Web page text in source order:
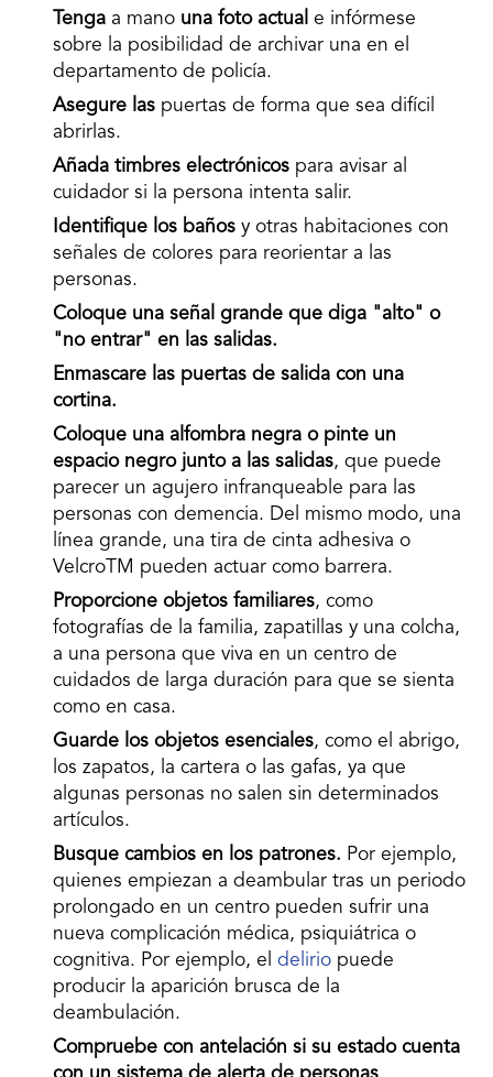
Tenga a mano una foto actual e infórmese
sobre la posibilidad de archivar una en el
departamento de policía.
Asegure las puertas de forma que sea difícil
abrirlas.
Añada timbres electrónicos para avisar al
cuidador si la persona intenta salir.
Identifique los baños y otras habitaciones con
señales de colores para reorientar a las
personas.
Coloque una señal grande que diga "alto" o
"no entrar" en las salidas.
Enmascare las puertas de salida con una
cortina.
Coloque una alfombra negra o pinte un
espacio negro junto a las salidas, que puede
parecer un agujero infranqueable para las
personas con demencia. Del mismo modo, una
línea grande, una tira de cinta adhesiva o
VelcroTM pueden actuar como barrera.
Proporcione objetos familiares, como
fotografías de la familia, zapatillas y una colcha,
a una persona que viva en un centro de
cuidados de larga duración para que se sienta
como en casa.
Guarde los objetos esenciales, como el abrigo,
los zapatos, la cartera o las gafas, ya que
algunas personas no salen sin determinados
artículos.
Busque cambios en los patrones. Por ejemplo,
quienes empiezan a deambular tras un periodo
prolongado en un centro pueden sufrir una
nueva complicación médica, psiquiátrica o
cognitiva. Por ejemplo, el delirio puede
producir la aparición brusca de la
deambulación.
Compruebe con antelación si su estado cuenta